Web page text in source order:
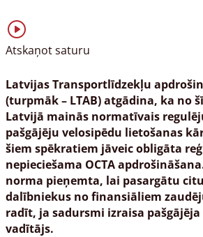
Atskaņot saturu
Latvijas Transportlīdzekļu
(turpmāk – LTAB) atgādina, ka no
Latvijā mainās normatīvais
pašgājēju velosipēdu lietošanas
šiem spēkratiem jāveic obligāta
nepieciešama OCTA
norma pieņemta, lai pasargātu
dalībniekus no finansiāliem
radīt, ja sadursmi izraisa pašgājēja
vadītājs.